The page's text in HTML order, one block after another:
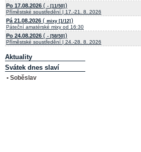
Po 17.08.2026 ( - [11/50] )
Příměstské soustředění | 17.-21. 8. 2026
Pá 21.08.2026 ( mixy [1/12] )
Páteční amatérské mixy od 16:30
Po 24.08.2026 ( - [58/50] )
Příměstské soustředění | 24.-28. 8. 2026
Aktuality
Svátek dnes slaví
• Soběslav